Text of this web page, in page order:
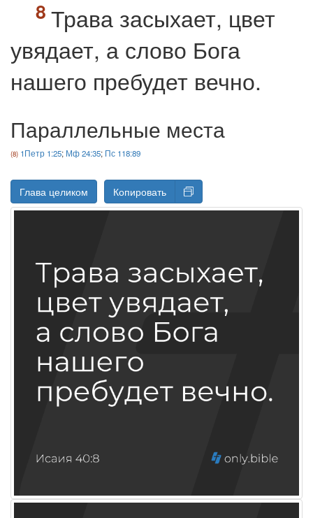
Трава засыхает, цвет
увядает, а слово Бога
нашего пребудет вечно.
Параллельные места
1Петр 1:25; Мф 24:35; Пс 118:89
Глава целиком Копировать